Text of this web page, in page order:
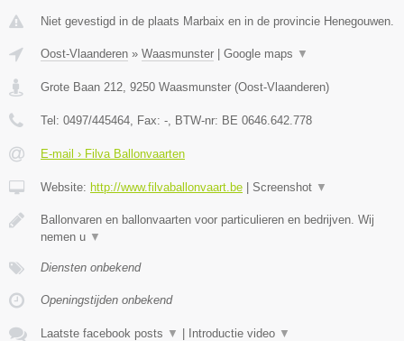
Niet gevestigd in de plaats Marbaix en in de provincie Henegouwen.
Oost-Vlaanderen » Waasmunster | Google maps ▼
Grote Baan 212 9250 Waasmunster (Oost-Vlaanderen)
Tel: 0497/445464 , Fax: - , BTW-nr: BE 0646.642.778
E-mail › Filva Ballonvaarten
Website: http://www.filvaballonvaart.be | Screenshot ▼
Ballonvaren en ballonvaarten voor particulieren en bedrijven. Wij
nemen u ▼
Diensten onbekend
Openingstijden onbekend
Laatste facebook posts ▼ | Introductie video ▼